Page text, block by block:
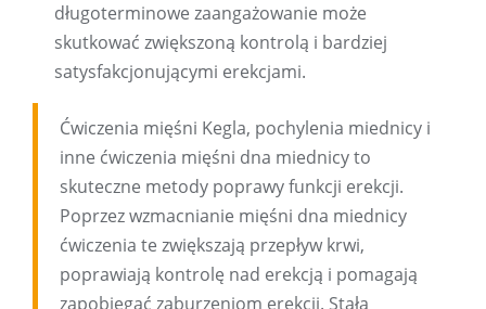
długoterminowe zaangażowanie może
skutkować zwiększoną kontrolą i bardziej
satysfakcjonującymi erekcjami.
Ćwiczenia mięśni Kegla, pochylenia miednicy i
inne ćwiczenia mięśni dna miednicy to
skuteczne metody poprawy funkcji erekcji.
Poprzez wzmacnianie mięśni dna miednicy
ćwiczenia te zwiększają przepływ krwi,
poprawiają kontrolę nad erekcją i pomagają
zapobiegać zaburzeniom erekcji. Stała